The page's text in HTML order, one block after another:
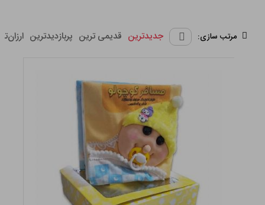
مرتب سازی: جدیدترین قدیمی ترین پربازدیدترین